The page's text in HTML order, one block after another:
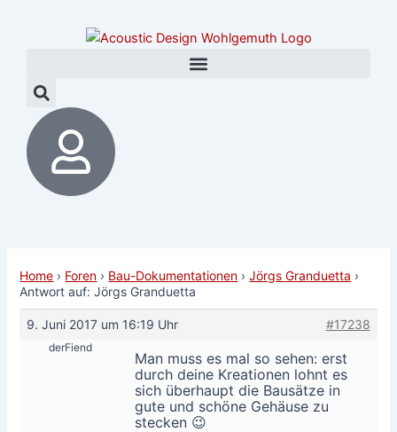
Home › Foren › Bau-Dokumentationen › Jörgs Granduetta ›
Antwort auf: Jörgs Granduetta
9. Juni 2017 um 16:19 Uhr #17238
derFiend
Man muss es mal so sehen: erst
durch deine Kreationen lohnt es
sich überhaupt die Bausätze in
gute und schöne Gehäuse zu
stecken 😉